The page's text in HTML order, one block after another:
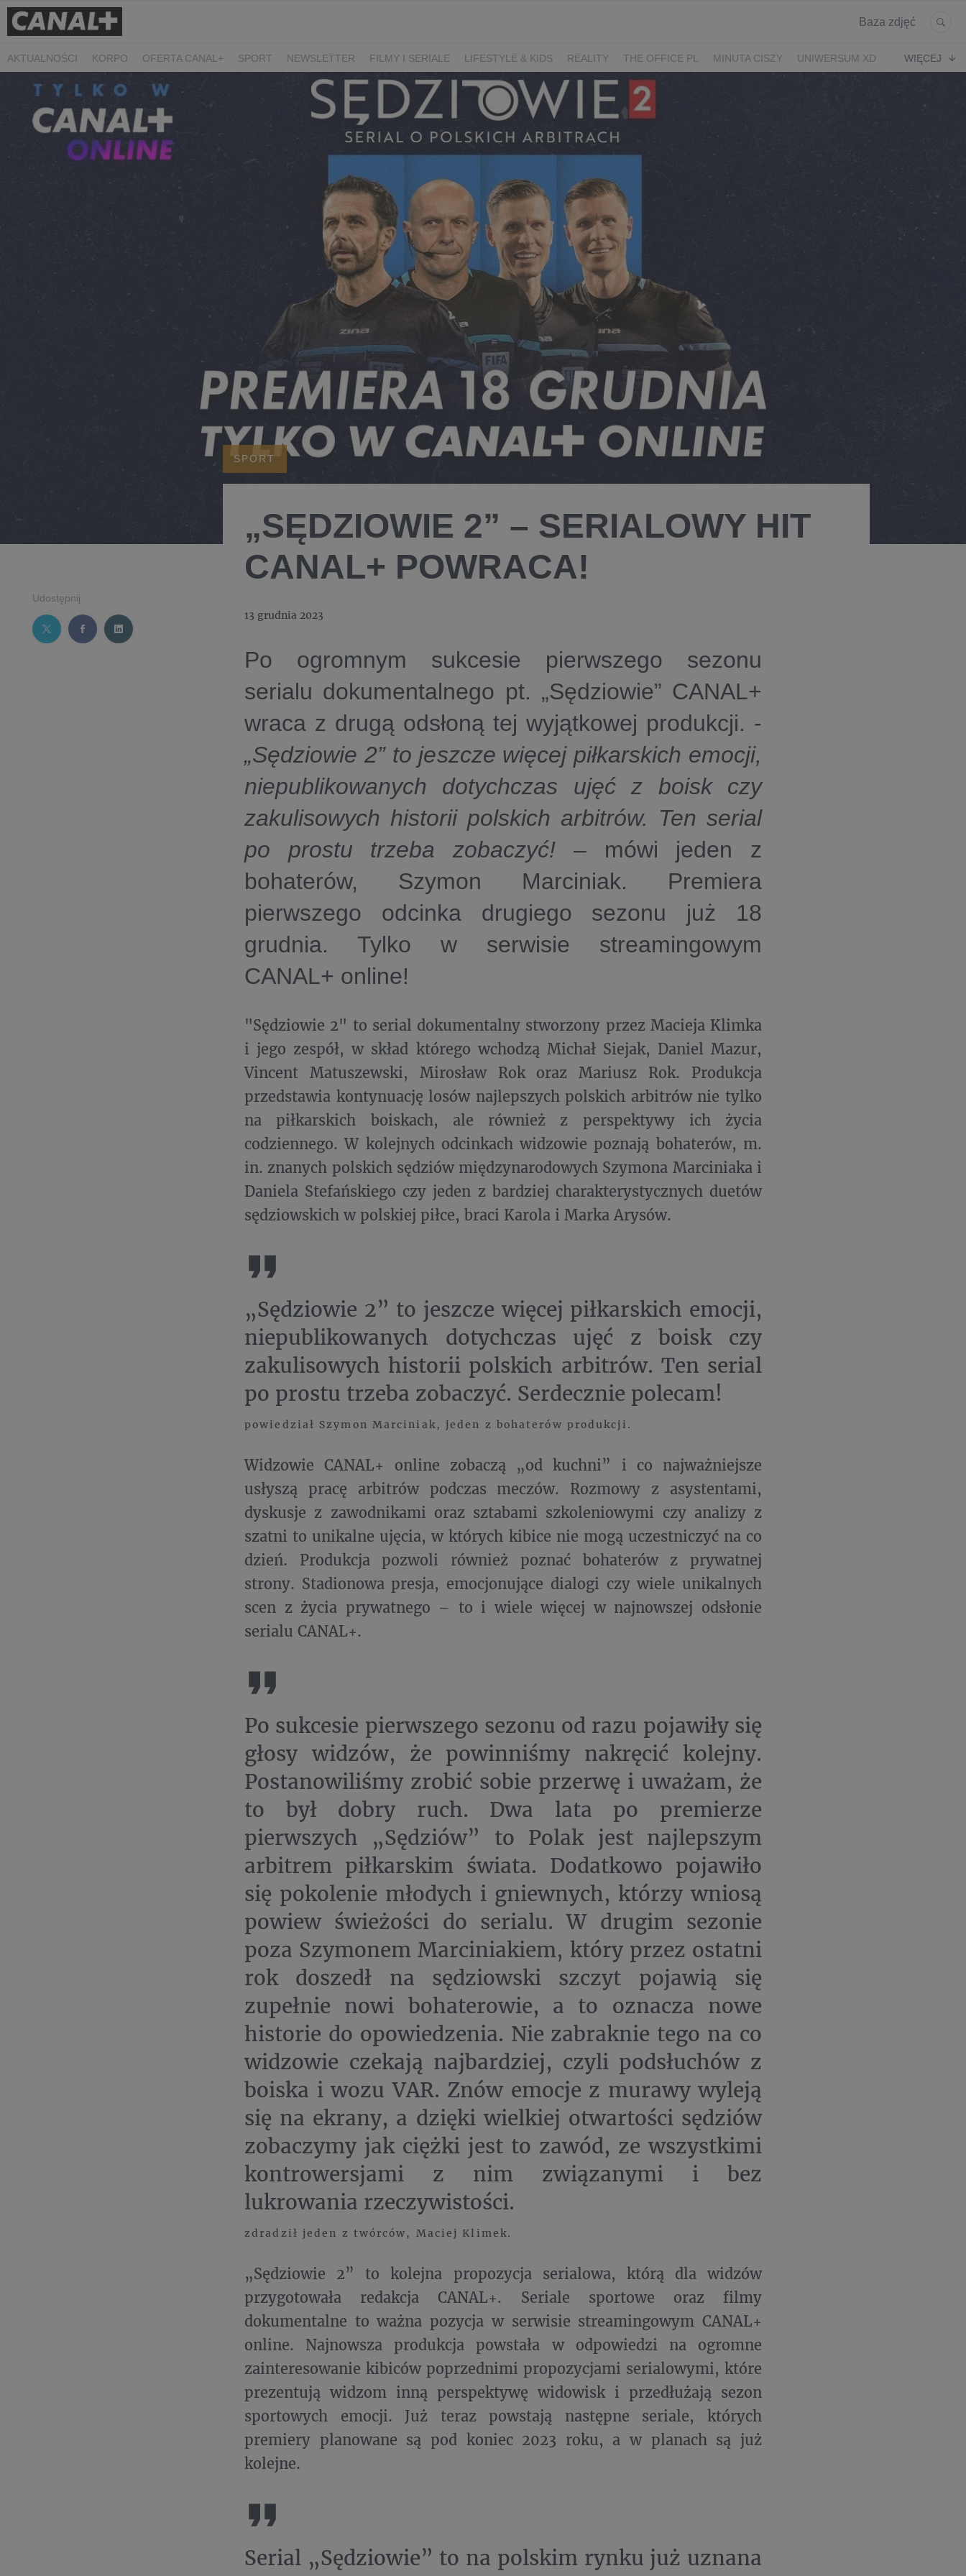
Baza zdjęć
AKTUALNOŚCI KORPO OFERTA CANAL+ SPORT NEWSLETTER FILMY I SERIALE LIFESTYLE & KIDS REALITY THE OFFICE PL MINUTA CISZY
UNIWERSUM XD
CZARNE STOKROTKI
ALGORYTM MIŁOŚCI KIEDY ŚLUB? BELFER SORTOWNIA KLANGOR WILK KRUK
DOKUMENT LIFESTYLE
WIĘCEJ
Udostępnij
SPORT
„SĘDZIOWIE 2” – SERIALOWY HIT
CANAL+ POWRACA!
13 grudnia 2023
Po ogromnym sukcesie pierwszego sezonu
serialu dokumentalnego pt. „Sędziowie” CANAL+
wraca z drugą odsłoną tej wyjątkowej produkcji. -
„Sędziowie 2” to jeszcze więcej piłkarskich emocji,
niepublikowanych dotychczas ujęć z boisk czy
zakulisowych historii polskich arbitrów. Ten serial
po prostu trzeba zobaczyć! – mówi jeden z
bohaterów, Szymon Marciniak. Premiera
pierwszego odcinka drugiego sezonu już 18
grudnia. Tylko w serwisie streamingowym
CANAL+ online!
"Sędziowie 2" to serial dokumentalny stworzony przez Macieja Klimka
i jego zespół, w skład którego wchodzą Michał Siejak, Daniel Mazur,
Vincent Matuszewski, Mirosław Rok oraz Mariusz Rok. Produkcja
przedstawia kontynuację losów najlepszych polskich arbitrów nie tylko
na piłkarskich boiskach, ale również z perspektywy ich życia
codziennego. W kolejnych odcinkach widzowie poznają bohaterów, m.
in. znanych polskich sędziów międzynarodowych Szymona Marciniaka i
Daniela Stefańskiego czy jeden z bardziej charakterystycznych duetów
sędziowskich w polskiej piłce, braci Karola i Marka Arysów.
„Sędziowie 2” to jeszcze więcej piłkarskich emocji,
niepublikowanych dotychczas ujęć z boisk czy
zakulisowych historii polskich arbitrów. Ten serial
po prostu trzeba zobaczyć. Serdecznie polecam!
powiedział Szymon Marciniak, jeden z bohaterów produkcji.
Widzowie CANAL+ online zobaczą „od kuchni” i co najważniejsze
usłyszą pracę arbitrów podczas meczów. Rozmowy z asystentami,
dyskusje z zawodnikami oraz sztabami szkoleniowymi czy analizy z
szatni to unikalne ujęcia, w których kibice nie mogą uczestniczyć na co
dzień. Produkcja pozwoli również poznać bohaterów z prywatnej
strony. Stadionowa presja, emocjonujące dialogi czy wiele unikalnych
scen z życia prywatnego – to i wiele więcej w najnowszej odsłonie
serialu CANAL+.
Po sukcesie pierwszego sezonu od razu pojawiły się
głosy widzów, że powinniśmy nakręcić kolejny.
Postanowiliśmy zrobić sobie przerwę i uważam, że
to był dobry ruch. Dwa lata po premierze
pierwszych „Sędziów” to Polak jest najlepszym
arbitrem piłkarskim świata. Dodatkowo pojawiło
się pokolenie młodych i gniewnych, którzy wniosą
powiew świeżości do serialu. W drugim sezonie
poza Szymonem Marciniakiem, który przez ostatni
rok doszedł na sędziowski szczyt pojawią się
zupełnie nowi bohaterowie, a to oznacza nowe
historie do opowiedzenia. Nie zabraknie tego na co
widzowie czekają najbardziej, czyli podsłuchów z
boiska i wozu VAR. Znów emocje z murawy wyleją
się na ekrany, a dzięki wielkiej otwartości sędziów
zobaczymy jak ciężki jest to zawód, ze wszystkimi
kontrowersjami z nim związanymi i bez
lukrowania rzeczywistości.
zdradził jeden z twórców, Maciej Klimek.
„Sędziowie 2” to kolejna propozycja serialowa, którą dla widzów
przygotowała redakcja CANAL+. Seriale sportowe oraz filmy
dokumentalne to ważna pozycja w serwisie streamingowym CANAL+
online. Najnowsza produkcja powstała w odpowiedzi na ogromne
zainteresowanie kibiców poprzednimi propozycjami serialowymi, które
prezentują widzom inną perspektywę widowisk i przedłużają sezon
sportowych emocji. Już teraz powstają następne seriale, których
premiery planowane są pod koniec 2023 roku, a w planach są już
kolejne.
Serial „Sędziowie” to na polskim rynku już uznana